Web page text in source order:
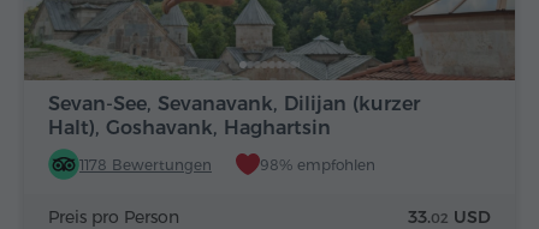
Sevan-See, Sevanavank, Dilijan (kurzer
Halt), Goshavank, Haghartsin
1178 Bewertungen 98% empfohlen
Preis pro Person 33.02 USD